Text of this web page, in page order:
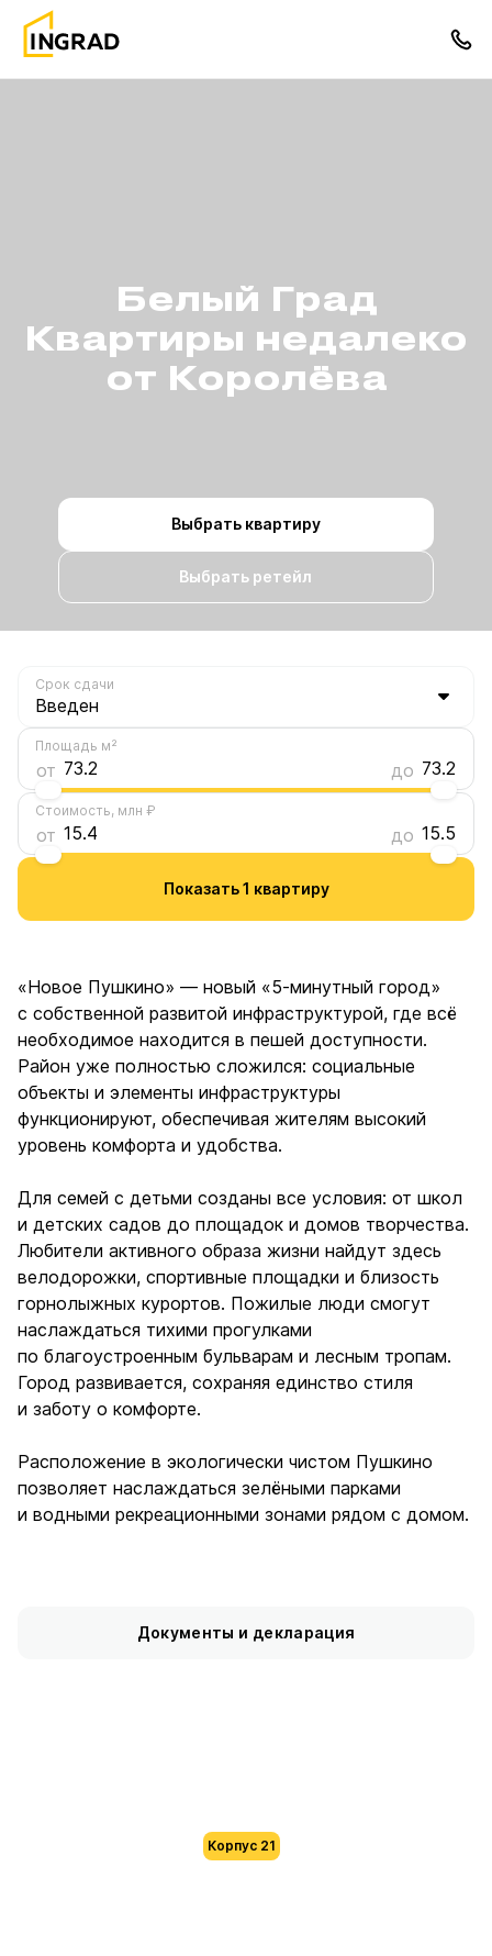
Белый Град
Квартиры недалеко
от Королёва
Выбрать квартиру
Выбрать ретейл
Срок сдачи
Площадь м²
от 73.2 до 73.2
Стоимость, млн ₽
от 15.4 до 15.5
Показать 1 квартиру
«Новое Пушкино» — новый «5-минутный город»
с собственной развитой инфраструктурой, где всё
необходимое находится в пешей доступности.
Район уже полностью сложился: социальные
объекты и элементы инфраструктуры
функционируют, обеспечивая жителям высокий
уровень комфорта и удобства.
Для семей с детьми созданы все условия: от школ
и детских садов до площадок и домов творчества.
Любители активного образа жизни найдут здесь
велодорожки, спортивные площадки и близость
горнолыжных курортов. Пожилые люди смогут
наслаждаться тихими прогулками
по благоустроенным бульварам и лесным тропам.
Город развивается, сохраняя единство стиля
и заботу о комфорте.
Расположение в экологически чистом Пушкино
позволяет наслаждаться зелёными парками
и водными рекреационными зонами рядом с домом.
Документы и декларация
Корпус 21